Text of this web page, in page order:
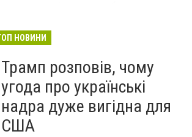
тривалого стресу: які
симптоми не варто
списувати на втому
НОВИНИ КОМПАНІЙ
серпня
НОВИНИ
Трамп розповів, чому
угода про українські
надра дуже вигідна для
США